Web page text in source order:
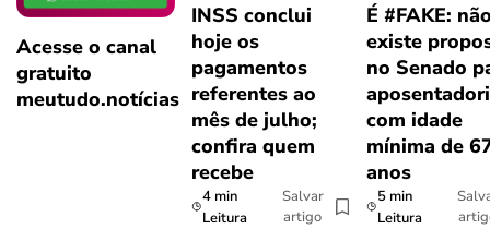
Acesse o canal
gratuito
meutudo.notícias
INSS conclui
hoje os
pagamentos
referentes ao
mês de julho;
confira quem
recebe
4 min
Leitura
Salvar
artigo
É #FAKE:
existe
no Senado
com idade
mínima de
anos
5 min
Leitura